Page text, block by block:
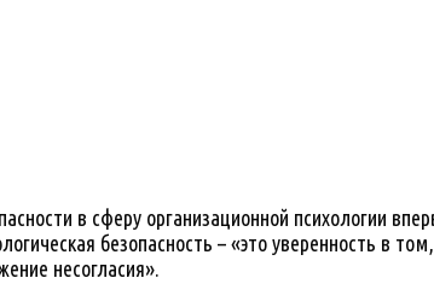
в сферу организационной психологии
безопасность – «это уверенность в
несогласия».